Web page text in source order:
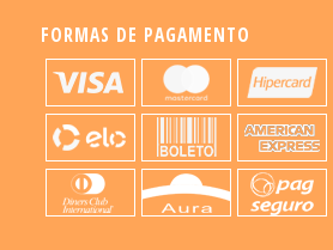
FORMAS DE PAGAMENTO